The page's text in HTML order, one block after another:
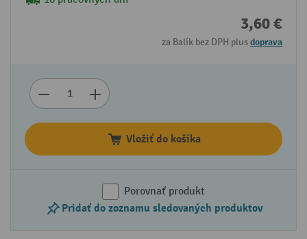
3,60 €
za Balík bez DPH plusdoprava
Vložiť do košíka
Porovnať produkt
Pridať do zoznamu sledovaných produktov